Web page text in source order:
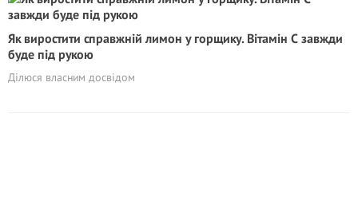
Як виростити справжній лимон у горщику. Вітaмiн С завжди
буде під рукою
Ділюся власним досвідом